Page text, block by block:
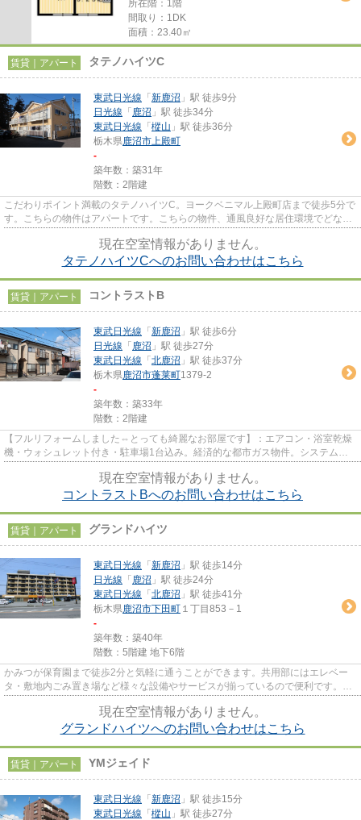
所在階：1階
間取り：1DK
面積：23.40㎡
賃貸｜アパート タテノハイツC
東武日光線 「 新鹿沼 」駅 徒歩9分
日光線 「 鹿沼 」駅 徒歩34分
東武日光線 「 樅山 」駅 徒歩36分
栃木県鹿沼市上殿町
-
築年数：築31年
階数：2階建
こだわりポイント満載のタテノハイツC。ヨークベニマル上殿町店まで徒歩5分で
す。こちらの物件はアパートです。こちらの物件、通風良好な居住環境でどなた
現在空室情報がありません。
タテノハイツCへのお問い合わせはこちら
賃貸｜アパート コントラストB
東武日光線 「 新鹿沼 」駅 徒歩6分
日光線 「 鹿沼 」駅 徒歩27分
東武日光線 「 北鹿沼 」駅 徒歩37分
栃木県鹿沼市蓬莱町1379-2
-
築年数：築33年
階数：2階建
【フルリフォームしました⇔とっても綺麗なお部屋です】：エアコン・浴室乾燥
機・ウォシュレット付き・駐車場1台込み。経済的な都市ガス物件。システムキ
現在空室情報がありません。
コントラストBへのお問い合わせはこちら
賃貸｜アパート グランドハイツ
東武日光線 「 新鹿沼 」駅 徒歩14分
日光線 「 鹿沼 」駅 徒歩24分
東武日光線 「 北鹿沼 」駅 徒歩41分
栃木県鹿沼市下田町 １丁目853－1
-
築年数：築40年
階数：5階建 地下6階
かみつが保育園まで徒歩2分と気軽に通うことができます。共用部にはエレベー
タ・敷地内ごみ置き場など様々な設備やサービスが揃っているので便利です。こ
現在空室情報がありません。
グランドハイツへのお問い合わせはこちら
賃貸｜アパート YMジェイド
東武日光線 「 新鹿沼 」駅 徒歩15分
東武日光線 「 樅山 」駅 徒歩27分